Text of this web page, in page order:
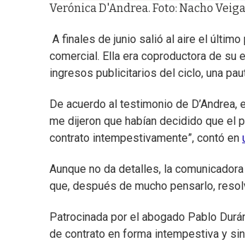
Verónica D'Andrea. Foto: Nacho
A finales de junio salió al aire el último
comercial. Ella era coproductora de su
ingresos publicitarios del ciclo, una
De acuerdo al testimonio de
me dijeron que habían decidido que el
contrato intempestivamente”, contó en
Aunque no da detalles, la
que, después de mucho pensarlo,
Patrocinada por el abogado Pablo
de contrato en forma intempestiva y